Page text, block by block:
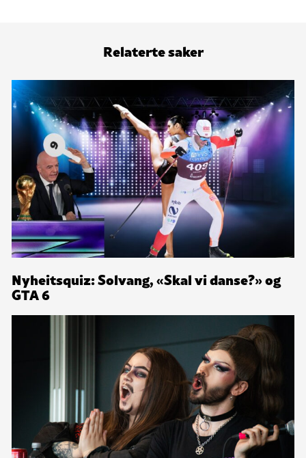
Relaterte saker
Nyheitsquiz: Solvang, «Skal vi danse?» og
GTA 6